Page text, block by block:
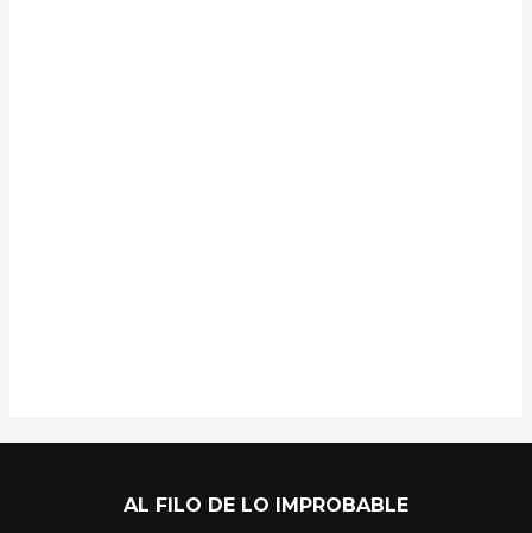
AL FILO DE LO IMPROBABLE